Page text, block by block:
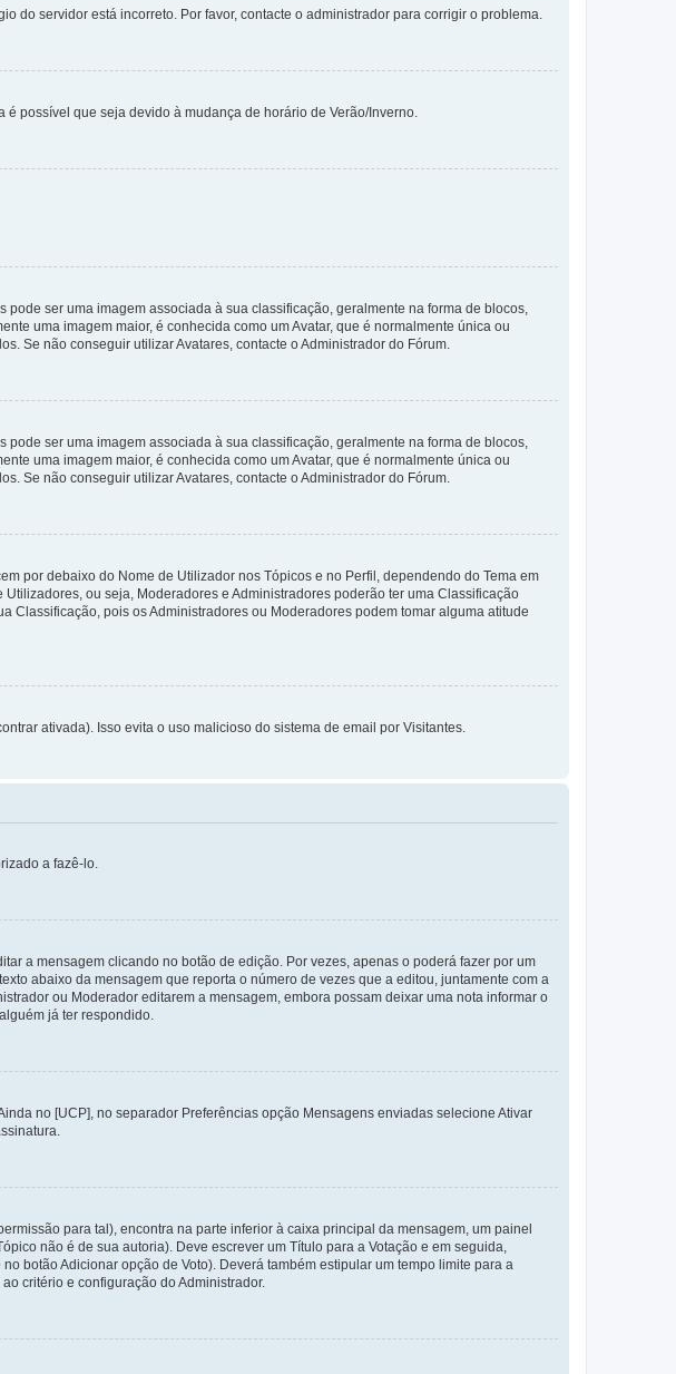
do servidor está incorreto. Por favor, contacte o administrador para corrigir o problema.
possível que seja devido à mudança de horário de Verão/Inverno.
ser uma imagem associada à sua classificação, geralmente na forma de blocos,
uma imagem maior, é conhecida como um Avatar, que é normalmente única ou
Se não conseguir utilizar Avatares, contacte o Administrador do Fórum.
ser uma imagem associada à sua classificação, geralmente na forma de blocos,
uma imagem maior, é conhecida como um Avatar, que é normalmente única ou
Se não conseguir utilizar Avatares, contacte o Administrador do Fórum.
por debaixo do Nome de Utilizador nos Tópicos e no Perfil, dependendo do Tema em
ou seja, Moderadores e Administradores poderão ter uma Classificação
Classificação, pois os Administradores ou Moderadores podem tomar alguma atitude
ativada). Isso evita o uso malicioso do sistema de email por Visitantes.
a fazê-lo.
a mensagem clicando no botão de edição. Por vezes, apenas o poderá fazer por um
abaixo da mensagem que reporta o número de vezes que a editou, juntamente com a
ou Moderador editarem a mensagem, embora possam deixar uma nota informar o
já ter respondido.
no [UCP], no separador Preferências opção Mensagens enviadas selecione Ativar
para tal), encontra na parte inferior à caixa principal da mensagem, um painel
não é de sua autoria). Deve escrever um Título para a Votação e em seguida,
botão Adicionar opção de Voto). Deverá também estipular um tempo limite para a
critério e configuração do Administrador.